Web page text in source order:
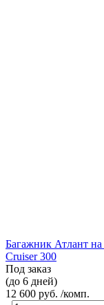
Багажник Атлант на
Cruiser 300
Под заказ
(до 6 дней)
12 600 руб. /комп.